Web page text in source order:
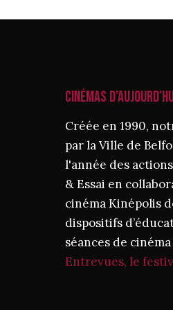
CINÉMAS
Créée en 1990,
par la Ville de
l'année des
& Essai en
cinéma Kinépolis
dispositifs
séances de
Entrevues, le